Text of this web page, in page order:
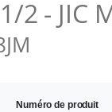
2 - JIC
Numéro de produit